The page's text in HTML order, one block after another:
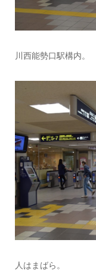
川西能勢口駅構内。
人はまばら。